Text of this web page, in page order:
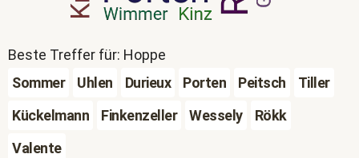
Beste Treffer für: Hoppe
Sommer
Uhlen Durieux Porten Peitsch
Tiller
Kückelmann
Finkenzeller Wessely
Rökk
Valente